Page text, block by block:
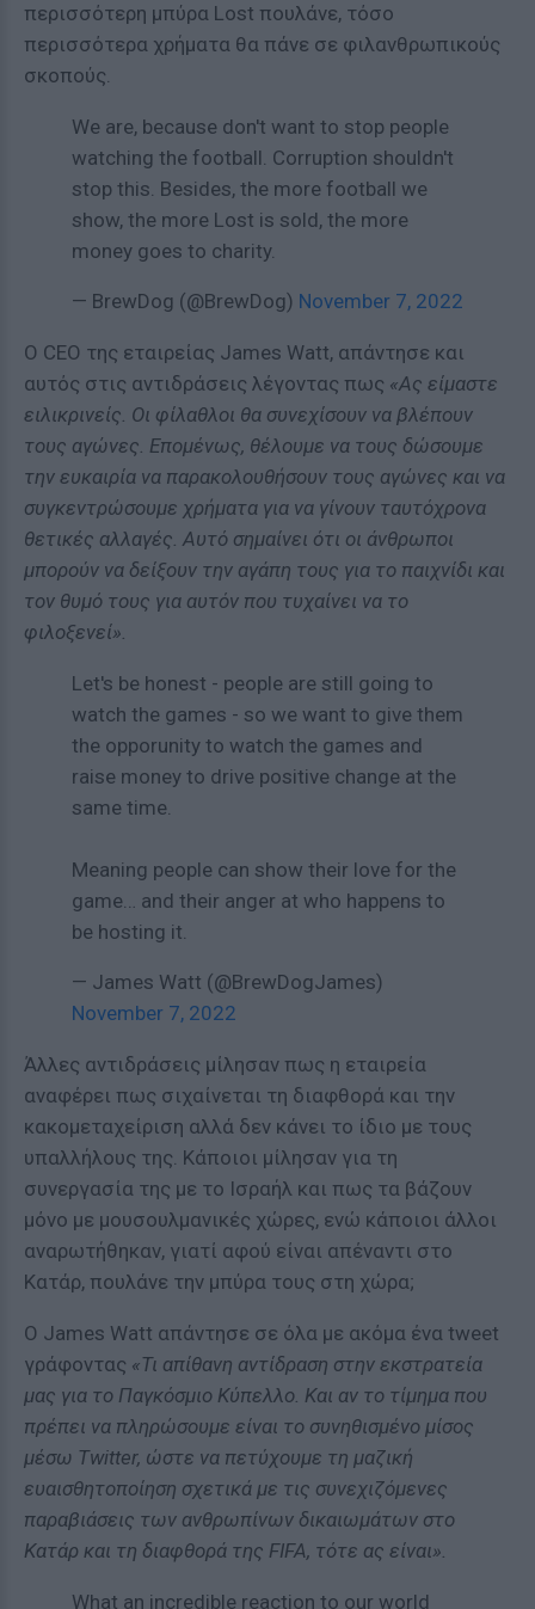
περισσότερη μπύρα Lost πουλάνε, τόσο
περισσότερα χρήματα θα πάνε σε φιλανθρωπικούς
σκοπούς.
We are, because don't want to stop people
watching the football. Corruption shouldn't
stop this. Besides, the more football we
show, the more Lost is sold, the more
money goes to charity.
— BrewDog (@BrewDog) November 7, 2022
Ο CEO της εταιρείας James Watt, απάντησε και
αυτός στις αντιδράσεις λέγοντας πως «Ας είμαστε
ειλικρινείς. Οι φίλαθλοι θα συνεχίσουν να βλέπουν
τους αγώνες. Επομένως, θέλουμε να τους δώσουμε
την ευκαιρία να παρακολουθήσουν τους αγώνες και να
συγκεντρώσουμε χρήματα για να γίνουν ταυτόχρονα
θετικές αλλαγές. Αυτό σημαίνει ότι οι άνθρωποι
μπορούν να δείξουν την αγάπη τους για το παιχνίδι και
τον θυμό τους για αυτόν που τυχαίνει να το
φιλοξενεί».
Let's be honest - people are still going to
watch the games - so we want to give them
the opporunity to watch the games and
raise money to drive positive change at the
same time.
Meaning people can show their love for the
game… and their anger at who happens to
be hosting it.
— James Watt (@BrewDogJames)
November 7, 2022
Άλλες αντιδράσεις μίλησαν πως η εταιρεία
αναφέρει πως σιχαίνεται τη διαφθορά και την
κακομεταχείριση αλλά δεν κάνει το ίδιο με τους
υπαλλήλους της. Κάποιοι μίλησαν για τη
συνεργασία της με το Ισραήλ και πως τα βάζουν
μόνο με μουσουλμανικές χώρες, ενώ κάποιοι άλλοι
αναρωτήθηκαν, γιατί αφού είναι απέναντι στο
Κατάρ, πουλάνε την μπύρα τους στη χώρα;
Ο James Watt απάντησε σε όλα με ακόμα ένα tweet
γράφοντας «Τι απίθανη αντίδραση στην εκστρατεία
μας για το Παγκόσμιο Κύπελλο. Και αν το τίμημα που
πρέπει να πληρώσουμε είναι το συνηθισμένο μίσος
μέσω Twitter, ώστε να πετύχουμε τη μαζική
ευαισθητοποίηση σχετικά με τις συνεχιζόμενες
παραβιάσεις των ανθρωπίνων δικαιωμάτων στο
Κατάρ και τη διαφθορά της FIFA, τότε ας είναι».
What an incredible reaction to our world